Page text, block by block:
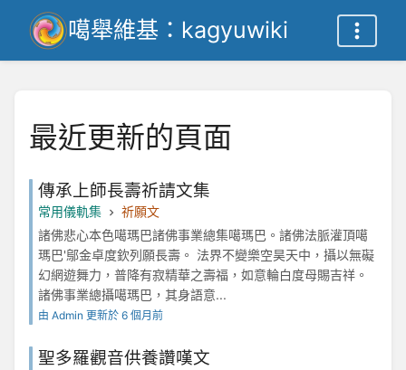
噶舉維基：kagyuwiki
最近更新的頁面
傳承上師長壽祈請文集
常用儀軌集
祈願文
諸佛悲心本色噶瑪巴諸佛事業總集噶瑪巴。諸佛法脈灌頂噶
瑪巴'鄔金卓度欽列願長壽。 法界不變樂空昊天中，攝以無礙
幻網遊舞力，普降有寂精華之壽福，如意輪白度母賜吉祥。
諸佛事業總攝噶瑪巴，其身語意...
由 Admin 更新於 6 個月前
聖多羅觀音供養讚嘆文